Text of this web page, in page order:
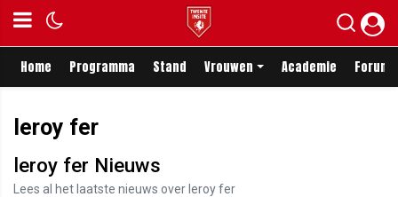
Home Programma Stand Vrouwen Academie Forum
leroy fer
leroy fer Nieuws
Lees al het laatste nieuws over leroy fer